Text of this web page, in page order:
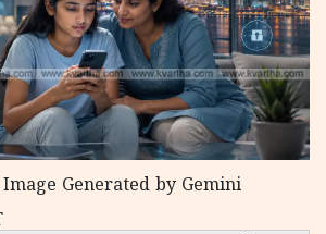
Generated by Gemini